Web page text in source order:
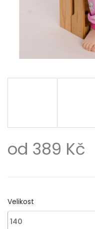
od 389 Kč
Velikost